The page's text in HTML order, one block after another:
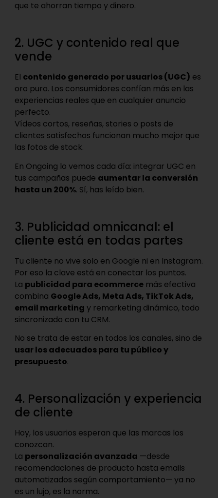
que te ahorran tiempo y dinero.
2. UGC y contenido real que
vende
El contenido generado por usuarios (UGC) es
oro puro. Los consumidores confían más en las
experiencias reales que en cualquier anuncio
perfecto.
Vídeos cortos, reseñas, stories o posts de
clientes satisfechos funcionan mucho mejor que
las fotos de stock.
En Ongoing lo vemos cada día: integrar UGC en
tus campañas puede aumentar la conversión
hasta un 200%. Sí, has leído bien.
3. Publicidad omnicanal: el
cliente está en todas partes
Tu cliente no vive solo en Google ni en Instagram.
Por eso la clave está en conectar los puntos.
La publicidad para ecommerce más efectiva
combina Google Ads, Meta Ads, TikTok Ads,
email marketing y remarketing dinámico, todo
sincronizado con tu CRM.
No se trata de estar en todos los canales, sino de
usar los adecuados para tu público y
presupuesto.
4. Personalización y experiencia
de cliente
Hoy, los usuarios esperan que las marcas los
conozcan.
La personalización avanzada —desde
recomendaciones de producto hasta emails
automatizados según comportamiento— ya no
es un lujo, es la norma.